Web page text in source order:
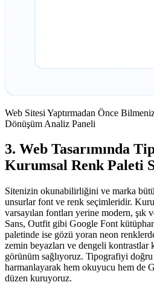
Web Sitesi Yaptırmadan Önce
Dönüşüm Analiz Paneli
3. Web Tasarımında
Kurumsal Renk Paleti
Sitenizin okunabilirliğini ve marka
unsurlar font ve renk seçimleridir.
varsayılan fontları yerine modern, şık
Sans, Outfit gibi Google Font
paletinde ise gözü yoran neon
zemin beyazları ve dengeli
görünüm sağlıyoruz. Tipografiyi
harmanlayarak hem okuyucu hem de
düzen kuruyoruz.